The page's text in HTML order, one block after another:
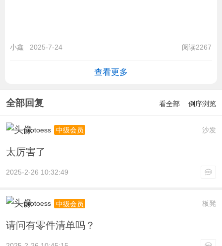
小鑫 2025-7-24 阅读2267
查看更多
全部回复 看全部 倒序浏览
沙发
protoess 中级会员
太厉害了
2025-2-26 10:32:49
板凳
protoess 中级会员
请问有零件清单吗？